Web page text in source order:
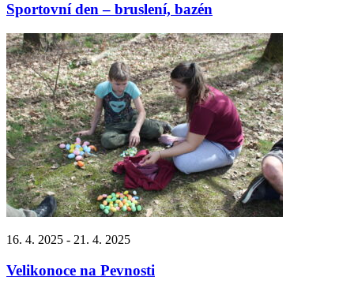
Sportovní den – bruslení, bazén
16. 4. 2025 - 21. 4. 2025
Velikonoce na Pevnosti